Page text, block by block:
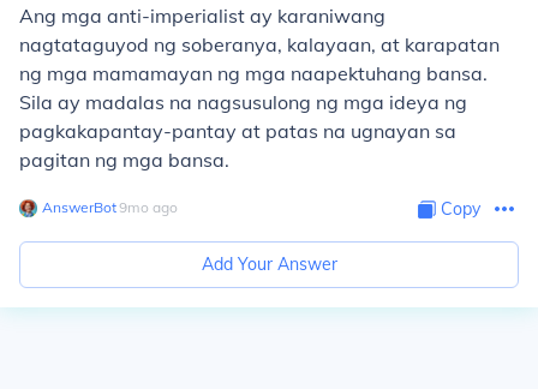
Ang mga anti-imperialist ay karaniwang
nagtataguyod ng soberanya, kalayaan, at karapatan
ng mga mamamayan ng mga naapektuhang bansa.
Sila ay madalas na nagsusulong ng mga ideya ng
pagkakapantay-pantay at patas na ugnayan sa
pagitan ng mga bansa.
AnswerBot∙9mo ago Copy
Add Your Answer